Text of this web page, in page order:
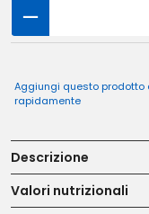
Aggiungi questo prodotto
rapidamente
Descrizione
Valori nutrizionali